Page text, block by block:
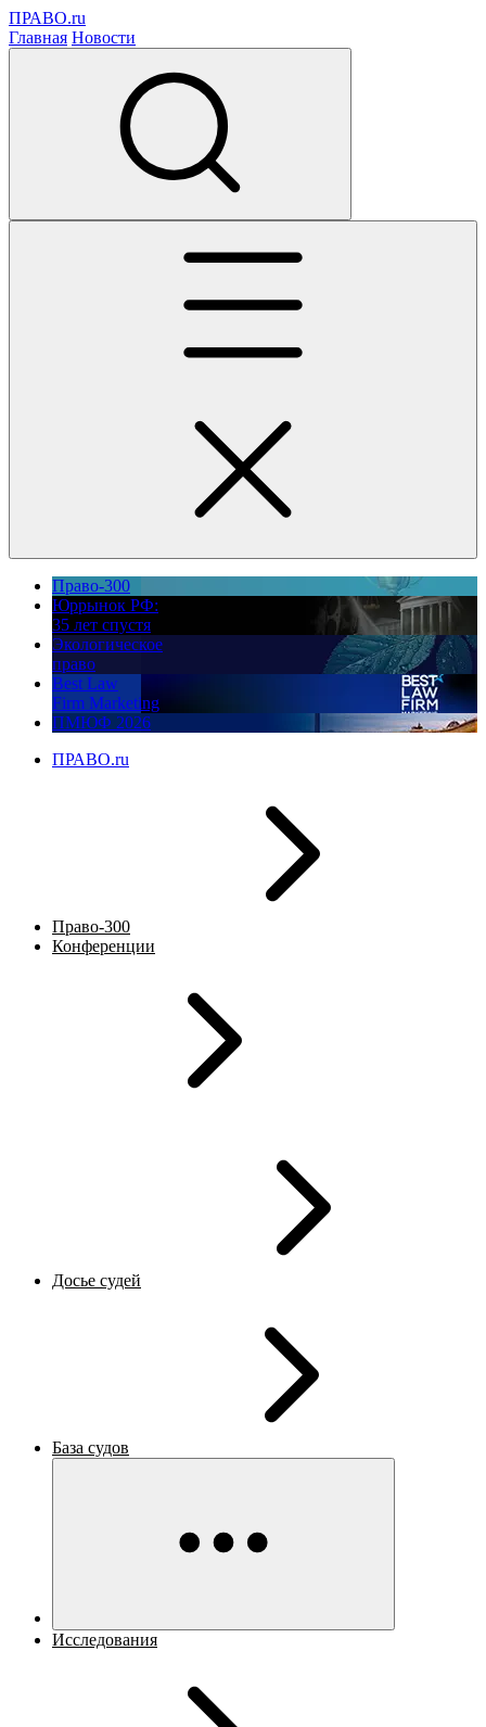
ПРАВО.ru
Главная Новости
Право-300
Юррынок РФ:
35 лет спустя
Экологическое
право
Best Law
Firm Marketing
ПМЮФ 2026
ПРАВО.ru
Право-300
Конференции
Досье судей
База судов
Исследования